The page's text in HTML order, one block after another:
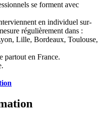
se forment avec
en individuel sur-
régulièrement dans :
Lille, Bordeaux, Toulouse,
partout en France.